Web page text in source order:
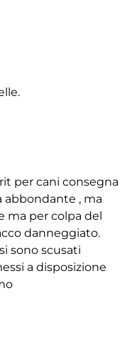
per cani consegna
, ma
ma per colpa del
danneggiato.
sono scusati
a disposizione